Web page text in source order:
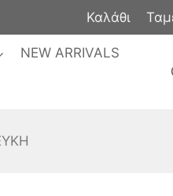
Καλάθι
NEW ARRIVALS